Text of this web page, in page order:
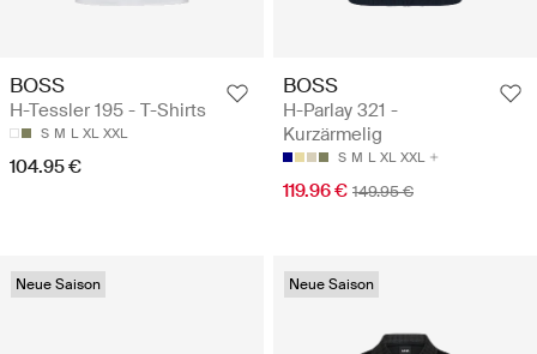
BOSS
H-Tessler 195 - T-Shirts
S M L XL XXL
104.95 €
BOSS
H-Parlay 321 -
Kurzärmelig
S M L XL XXL
119.96 € 149.95 €
Neue Saison Neue Saison